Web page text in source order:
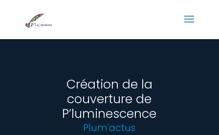
Création de la
couverture de
P’luminescence
Plum'actus